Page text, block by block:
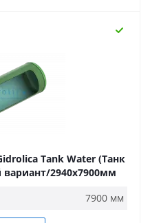
Tank Water (Танк
2940х7900мм
7900 мм